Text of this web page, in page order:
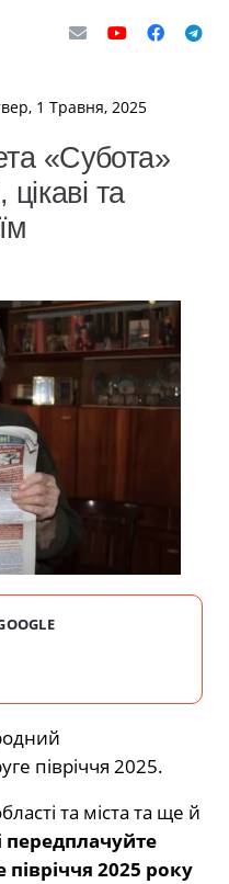
1 Травня, 2025
«Субота»
та
півріччя 2025.
та міста та ще й
передплачуйте
півріччя 2025 року